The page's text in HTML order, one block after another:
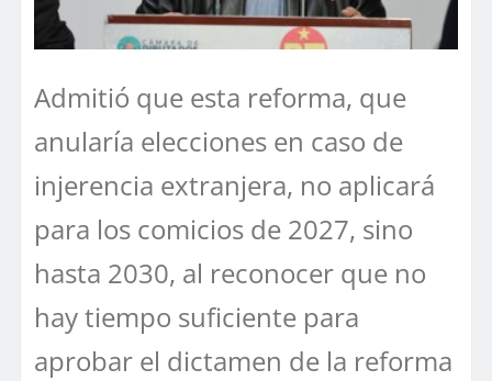
Admitió que esta reforma, que
anularía elecciones en caso de
injerencia extranjera, no aplicará
para los comicios de 2027, sino
hasta 2030, al reconocer que no
hay tiempo suficiente para
aprobar el dictamen de la reforma